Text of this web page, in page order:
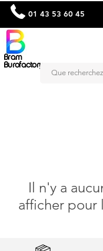
Bram
Burofactory
01 43 53 60 45
Il n'y a
afficher pour